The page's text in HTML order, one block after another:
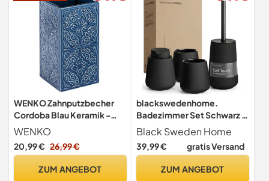
WENKO Zahnputzbecher
Cordoba Blau Keramik -
Zahnbürstenhalter für
Zahnbürste und Zahnpasta,
Keramik, 6.5 x 12 x 6.5 cm,
WENKO
20,99 € 26,99 €
ZUM ANGEBOT
blackswedenhome.
Badezimmer Set Schwarz -
Hochwertiges Keramik Set
- Seifenspender schwarzs,
Zahnputzbecher,
Silikonborsten - Nordic
Black Sweden Home
39,99 € gratis Versand
ZUM ANGEBOT